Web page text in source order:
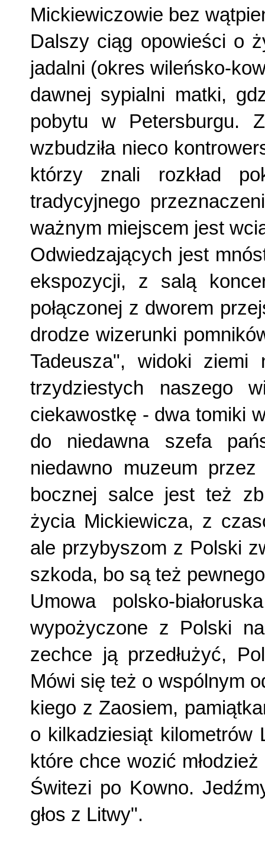
Mickiewiczowie bez
Dalszy ciąg opowieści o
jadalni (okres wileńsko-
dawnej sypialni matki,
pobytu w Petersburgu.
wzbudziła nieco
którzy znali rozkład
tradycyjnego
ważnym miejscem jest
Odwiedzających jest
ekspozycji, z salą
połączonej z dworem
drodze wizerunki
Tadeusza", widoki ziemi
trzydziestych naszego
ciekawostkę - dwa tomiki
do niedawna szefa
niedawno muzeum
bocznej salce jest też
życia Mickiewicza, z
ale przybyszom z Polski
szkoda, bo są też
Umowa polsko-
wypożyczone z Polski
zechce ją przedłużyć,
Mówi się też o wspólnym
kiego z Zaosiem,
o kilkadziesiąt kilometrów
które chce wozić
Świtezi po Kowno.
głos z Litwy".